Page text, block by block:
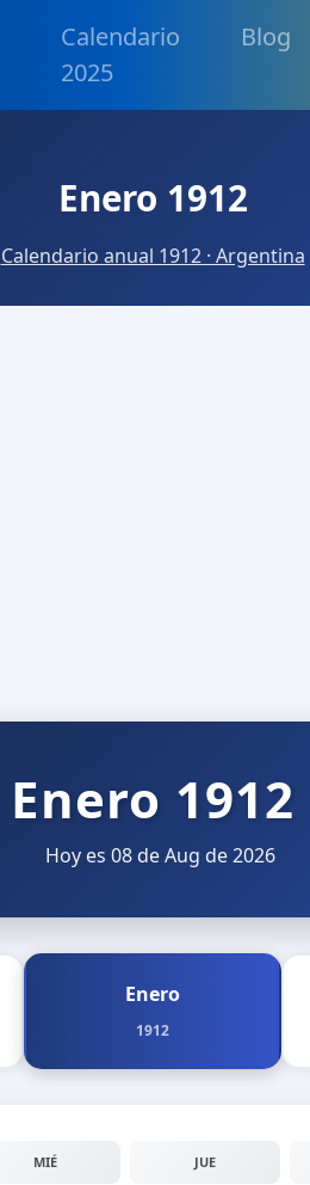
Calendario
2025
Blog
Enero 1912
Calendario anual 1912 · Argentina
Enero 1912
Hoy es 08 de Aug de 2026
Enero
1912
MIÉ JUE